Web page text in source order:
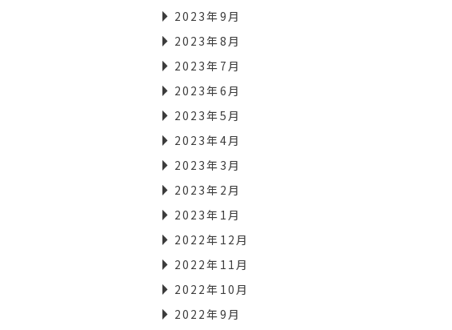
2023年9月
2023年8月
2023年7月
2023年6月
2023年5月
2023年4月
2023年3月
2023年2月
2023年1月
2022年12月
2022年11月
2022年10月
2022年9月